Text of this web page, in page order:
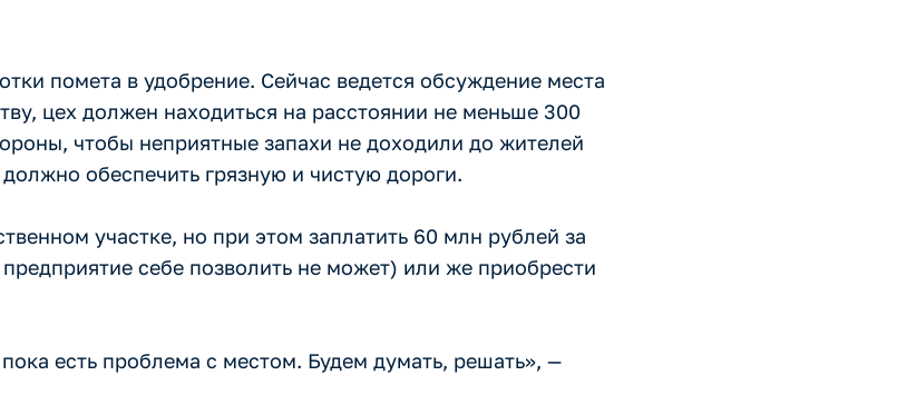
помета в удобрение. Сейчас ведется обсуждение места
цех должен находиться на расстоянии не меньше 300
чтобы неприятные запахи не доходили до жителей
обеспечить грязную и чистую дороги.
участке, но при этом заплатить 60 млн рублей за
себе позволить не может) или же приобрести
есть проблема с местом. Будем думать, решать», —